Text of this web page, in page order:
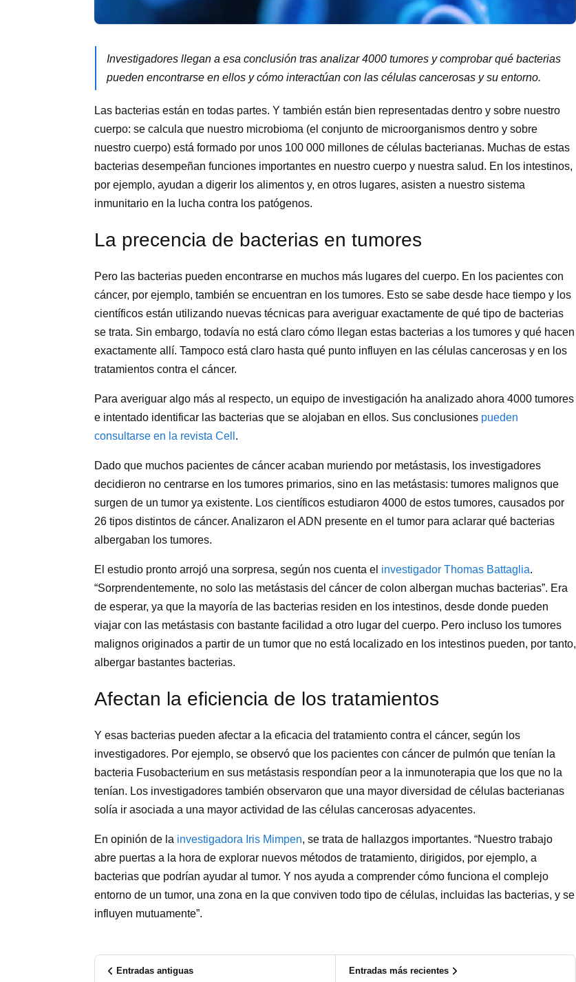
Investigadores llegan a esa conclusión tras analizar 4000 tumores y comprobar qué bacterias
pueden encontrarse en ellos y cómo interactúan con las células cancerosas y su entorno.
Las bacterias están en todas partes. Y también están bien representadas dentro y sobre nuestro
cuerpo: se calcula que nuestro microbioma (el conjunto de microorganismos dentro y sobre
nuestro cuerpo) está formado por unos 100 000 millones de células bacterianas. Muchas de estas
bacterias desempeñan funciones importantes en nuestro cuerpo y nuestra salud. En los intestinos,
por ejemplo, ayudan a digerir los alimentos y, en otros lugares, asisten a nuestro sistema
inmunitario en la lucha contra los patógenos.
La precencia de bacterias en tumores
Pero las bacterias pueden encontrarse en muchos más lugares del cuerpo. En los pacientes con
cáncer, por ejemplo, también se encuentran en los tumores. Esto se sabe desde hace tiempo y los
científicos están utilizando nuevas técnicas para averiguar exactamente de qué tipo de bacterias
se trata. Sin embargo, todavía no está claro cómo llegan estas bacterias a los tumores y qué hacen
exactamente allí. Tampoco está claro hasta qué punto influyen en las células cancerosas y en los
tratamientos contra el cáncer.
Para averiguar algo más al respecto, un equipo de investigación ha analizado ahora 4000 tumores
e intentado identificar las bacterias que se alojaban en ellos. Sus conclusiones pueden
consultarse en la revista Cell .
Dado que muchos pacientes de cáncer acaban muriendo por metástasis, los investigadores
decidieron no centrarse en los tumores primarios, sino en las metástasis: tumores malignos que
surgen de un tumor ya existente. Los científicos estudiaron 4000 de estos tumores, causados por
26 tipos distintos de cáncer. Analizaron el ADN presente en el tumor para aclarar qué bacterias
albergaban los tumores.
El estudio pronto arrojó una sorpresa, según nos cuenta el investigador Thomas Battaglia.
“Sorprendentemente, no solo las metástasis del cáncer de colon albergan muchas bacterias”. Era
de esperar, ya que la mayoría de las bacterias residen en los intestinos, desde donde pueden
viajar con las metástasis con bastante facilidad a otro lugar del cuerpo. Pero incluso los tumores
malignos originados a partir de un tumor que no está localizado en los intestinos pueden, por tanto,
albergar bastantes bacterias.
Afectan la eficiencia de los tratamientos
Y esas bacterias pueden afectar a la eficacia del tratamiento contra el cáncer, según los
investigadores. Por ejemplo, se observó que los pacientes con cáncer de pulmón que tenían la
bacteria Fusobacterium en sus metástasis respondían peor a la inmunoterapia que los que no la
tenían. Los investigadores también observaron que una mayor diversidad de células bacterianas
solía ir asociada a una mayor actividad de las células cancerosas adyacentes.
En opinión de la investigadora Iris Mimpen, se trata de hallazgos importantes. “Nuestro trabajo
abre puertas a la hora de explorar nuevos métodos de tratamiento, dirigidos, por ejemplo, a
bacterias que podrían ayudar al tumor. Y nos ayuda a comprender cómo funciona el complejo
entorno de un tumor, una zona en la que conviven todo tipo de células, incluidas las bacterias, y se
influyen mutuamente”.
Entradas antiguas Entradas más recientes